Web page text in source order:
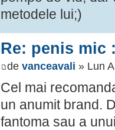
metodele lui;)
Re: penis mic
de vanceavali » Lun
Cel mai
un anumit brand.
fantoma sau a